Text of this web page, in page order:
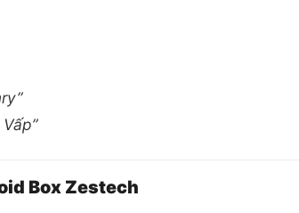
Box Zestech